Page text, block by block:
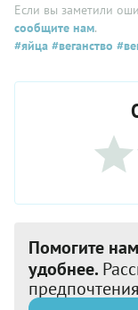
Если вы заметили
сообщите нам.
#яйца #веганство
Помогите
удобнее.